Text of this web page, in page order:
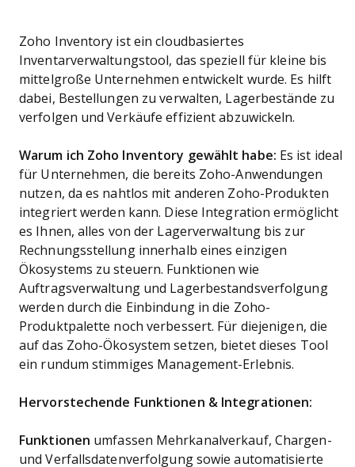
Zoho Inventory ist ein cloudbasiertes
Inventarverwaltungstool, das speziell für kleine bis
mittelgroße Unternehmen entwickelt wurde. Es hilft
dabei, Bestellungen zu verwalten, Lagerbestände zu
verfolgen und Verkäufe effizient abzuwickeln.
Warum ich Zoho Inventory gewählt habe: Es ist ideal
für Unternehmen, die bereits Zoho-Anwendungen
nutzen, da es nahtlos mit anderen Zoho-Produkten
integriert werden kann. Diese Integration ermöglicht
es Ihnen, alles von der Lagerverwaltung bis zur
Rechnungsstellung innerhalb eines einzigen
Ökosystems zu steuern. Funktionen wie
Auftragsverwaltung und Lagerbestandsverfolgung
werden durch die Einbindung in die Zoho-
Produktpalette noch verbessert. Für diejenigen, die
auf das Zoho-Ökosystem setzen, bietet dieses Tool
ein rundum stimmiges Management-Erlebnis.
Hervorstechende Funktionen & Integrationen:
Funktionen umfassen Mehrkanalverkauf, Chargen-
und Verfallsdatenverfolgung sowie automatisierte